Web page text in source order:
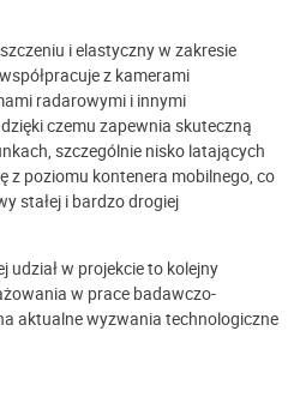
i elastyczny w zakresie
z kamerami
radarowymi i innymi
czemu zapewnia skuteczną
szczególnie nisko latających
z poziomu kontenera mobilnego, co
stałej i bardzo drogiej
udział w projekcie to kolejny
w prace badawczo-
aktualne wyzwania technologiczne